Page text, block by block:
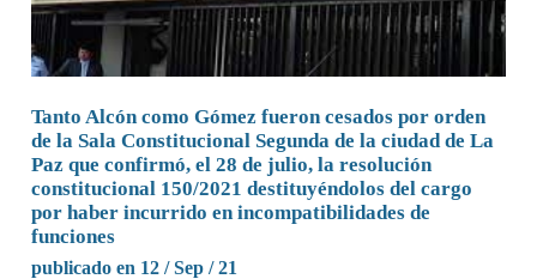
Tanto Alcón como Gómez fueron cesados por orden
de la Sala Constitucional Segunda de la ciudad de La
Paz que confirmó, el 28 de julio, la resolución
constitucional 150/2021 destituyéndolos del cargo
por haber incurrido en incompatibilidades de
funciones
publicado en 12 / Sep / 21